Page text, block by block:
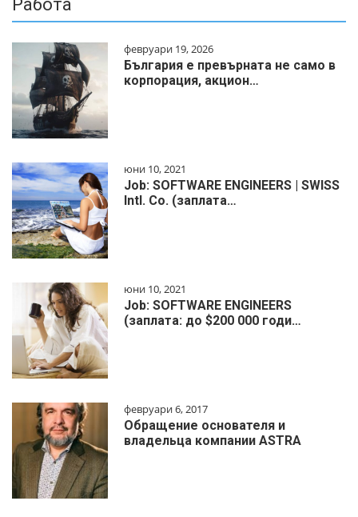
Работа
февруари 19, 2026
България е превърната не само в
корпорация, акцион…
юни 10, 2021
Job: SOFTWARE ENGINEERS | SWISS
Intl. Co. (заплата…
юни 10, 2021
Job: SOFTWARE ENGINEERS
(заплата: до $200 000 годи…
февруари 6, 2017
Обращение основателя и
владельца компании ASTRA